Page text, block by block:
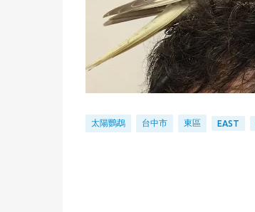
太陽鸚鵡 台中市 東區 EAST